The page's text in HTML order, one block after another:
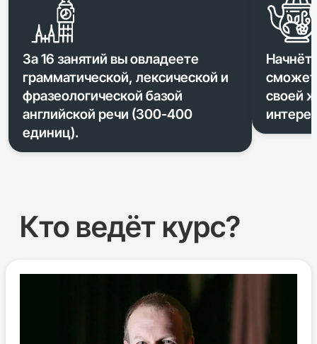
За 16 занятий вы овладеете
грамматической, лексической и
фразеологической базой
английской речи (300-400
единиц).
своей
Кто ведёт курс?